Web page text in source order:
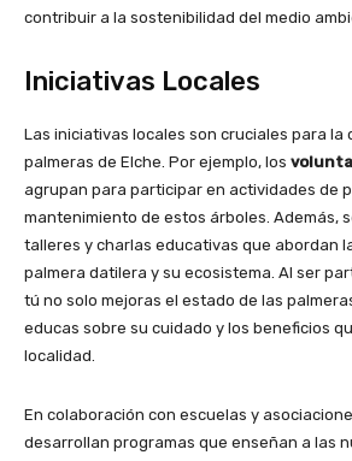
contribuir a la sostenibilidad del medio
Iniciativas Locales
Las iniciativas locales son cruciales para la
palmeras de Elche. Por ejemplo, los
agrupan para participar en actividades de
mantenimiento de estos árboles. Además,
talleres y charlas educativas que abordan
palmera datilera y su ecosistema. Al ser
tú no solo mejoras el estado de las
educas sobre su cuidado y los beneficios
localidad.
En colaboración con escuelas y
desarrollan programas que enseñan a las